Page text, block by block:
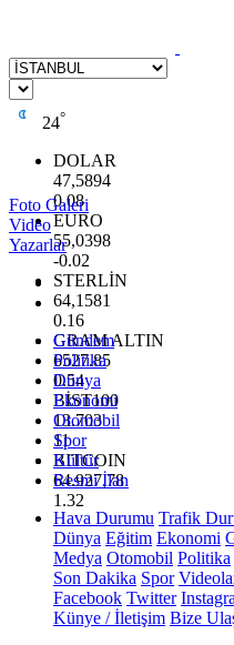
24°
DOLAR
47,5894
0.08
EURO
55,0398
-0.02
STERLİN
64,1581
0.16
GRAM ALTIN
6527.85
0.54
BİST100
13.703
11
BITCOIN
64.927,78
1.32
Foto Galeri
Video
Yazarlar
Gündem
Politika
Dünya
Ekonomi
Otomobil
Spor
Kültür
Resmi İlan
Hava Durumu Trafik
Dünya Eğitim Ekonomi
Medya Otomobil Politika
Son Dakika Spor
Facebook Twitter
Künye / İletişim Bize